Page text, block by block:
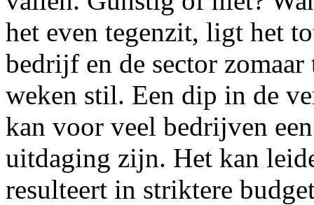
het even tegenzit, ligt het
bedrijf en de sector zomaar
weken stil. Een dip in de
kan voor veel bedrijven een
uitdaging zijn. Het kan
resulteert in striktere